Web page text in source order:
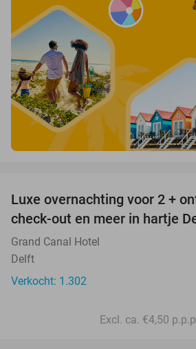
Luxe overnachting voor 2 +
check-out en meer in hartje
Grand Canal Hotel
Delft
Verkocht: 1.302
Excl. ca. €4,50